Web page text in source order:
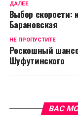
ДАЛЕЕ
Выбор
Барановская
НЕ ПРОПУСТИТЕ
Роскошный
Шуфутинского
ВАС